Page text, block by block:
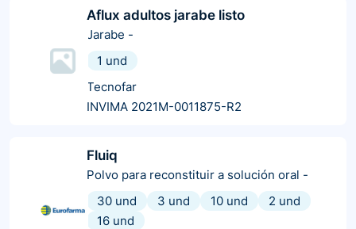
Aflux adultos jarabe listo
Jarabe -
1 und
Tecnofar
INVIMA 2021M-0011875-R2
Fluiq
Polvo para reconstituir a solución oral -
30 und
3 und 10 und
2 und
16 und